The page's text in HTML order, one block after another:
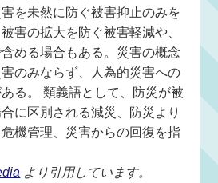
を未然に防ぐ被害抑止のみを
害の拡大を防ぐ被害軽減や、
める場合もある。災害の概念
のみならず、人為的災害への
る。 類義語として、防災が被
に区別される減災、防災より
機管理、災害からの回復を指
より引用しています。